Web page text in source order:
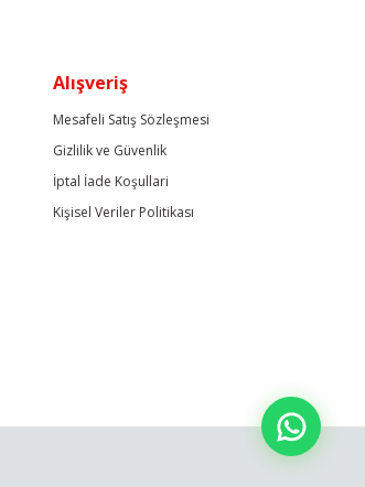
Alışveriş
Mesafeli Satış Sözleşmesi
Gizlilik ve Güvenlik
İptal İade Koşullari
Kişisel Veriler Politikası